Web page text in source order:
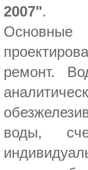
2007".
ремонт.
воды,